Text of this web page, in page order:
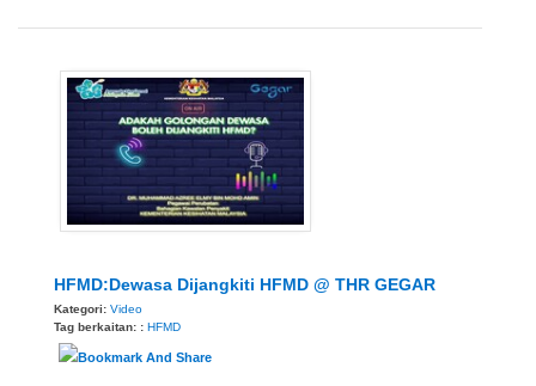
HFMD:Dewasa Dijangkiti HFMD @ THR GEGAR
Kategori: Video
Tag berkaitan: : HFMD